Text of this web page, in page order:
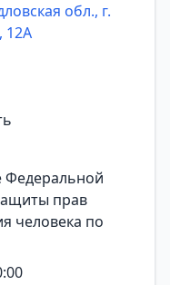
обл., г.
12А
Федеральной
прав
человека по